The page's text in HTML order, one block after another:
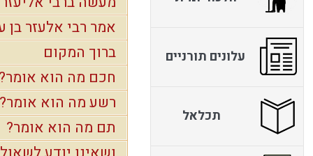
אמר רבי אלעזר בן
ברוך המקום
חכם מה הוא
רשע מה הוא אומר?
תם מה הוא אומר?
עלונים תורניים
תכלאל